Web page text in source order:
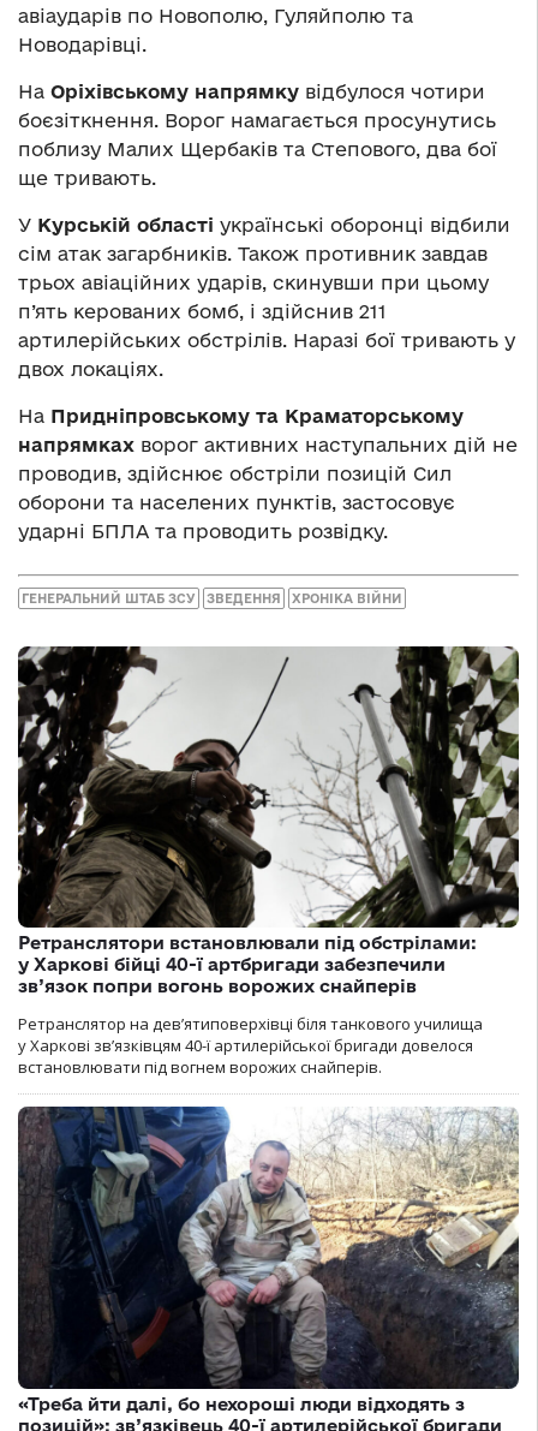
авіаударів по Новополю, Гуляйполю та
Новодарівці.
На Оріхівському напрямку відбулося чотири
боєзіткнення. Ворог намагається просунутись
поблизу Малих Щербаків та Степового, два бої
ще тривають.
У Курській області українські оборонці відбили
сім атак загарбників. Також противник завдав
трьох авіаційних ударів, скинувши при цьому
п’ять керованих бомб, і здійснив 211
артилерійських обстрілів. Наразі бої тривають у
двох локаціях.
На Придніпровському та Краматорському
напрямках ворог активних наступальних дій не
проводив, здійснює обстріли позицій Сил
оборони та населених пунктів, застосовує
ударні БПЛА та проводить розвідку.
ГЕНЕРАЛЬНИЙ ШТАБ ЗСУ ЗВЕДЕННЯ ХРОНІКА ВІЙНИ
Ретранслятори встановлювали під обстрілами:
у Харкові бійці 40-ї артбригади забезпечили
зв’язок попри вогонь ворожих снайперів
Ретранслятор на дев’ятиповерхівці біля танкового училища
у Харкові зв’язківцям 40-ї артилерійської бригади довелося
встановлювати під вогнем ворожих снайперів.
«Треба йти далі, бо нехороші люди відходять з
позицій»: зв’язківець 40-ї артилерійської бригади